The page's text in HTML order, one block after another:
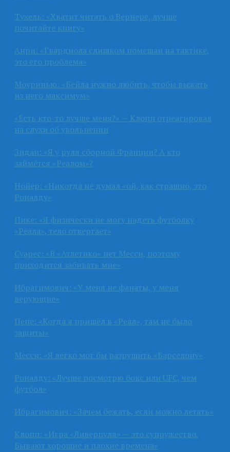
Тухель: «Хватит читать о Вернере, лучше
почитайте книгу»
Анри: «Гвардиола слишком помешан на тактике,
это его проблема»
Моуринью: «Бейла нужно любить, чтобы выжать
из него максимум»
«Есть кто-то лучше меня?» — Клопп отреагировал
на слухи об увольнении
Зидан: «Я у руля сборной Франции? А кто
займётся «Реалом»?
Нойер: «Никогда не думал «ой, как страшно, это
Роналду»
Пике: «Я физически не могу надеть футболку
«Реала», тело отвергает»
Суарес: «В «Атлетико» нет Месси, поэтому
приходится забивать мне»
Ибрагимович: «У меня не фанаты, у меня
верующие»
Пепе: «Когда я пришёл в «Реал», там не было
защиты»
Месси: «Я легко мог бы разрушить «Барселону»
Роналду: «Лучше посмотрю бокс или UFC, чем
футбол»
Ибрагимович: «Зачем бежать, если можно летать»
Клопп: «Игра «Ливерпуля» — это супружество.
Бывают хорошие и плохие времена»